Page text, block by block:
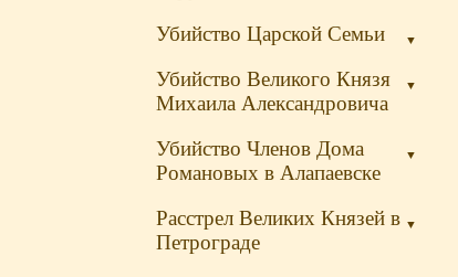
▼
Убийство Царской Семьи
▼
Убийство Великого Князя
Михаила Александровича
▼
Убийство Членов Дома
Романовых в Алапаевске
▼
Расстрел Великих Князей в
Петрограде